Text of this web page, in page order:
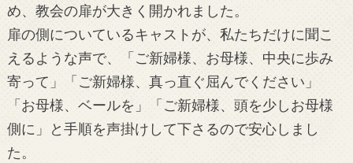
め、教会の扉が大きく開かれました。
扉の側についているキャストが、私たちだけに聞こ
えるような声で、「ご新婦様、お母様、中央に歩み
寄って」「ご新婦様、真っ直ぐ屈んでください」
「お母様、ベールを」「ご新婦様、頭を少しお母様
側に」と手順を声掛けして下さるので安心しまし
た。